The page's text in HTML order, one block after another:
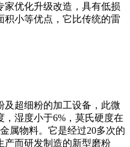
家优化升级改造，具有低损
积小等优点，它比传统的雷
及超细粉的加工设备，此微
湿度小于6%，莫氏硬度在
属物料。它是经过20多次的
产而研发制造的新型磨粉